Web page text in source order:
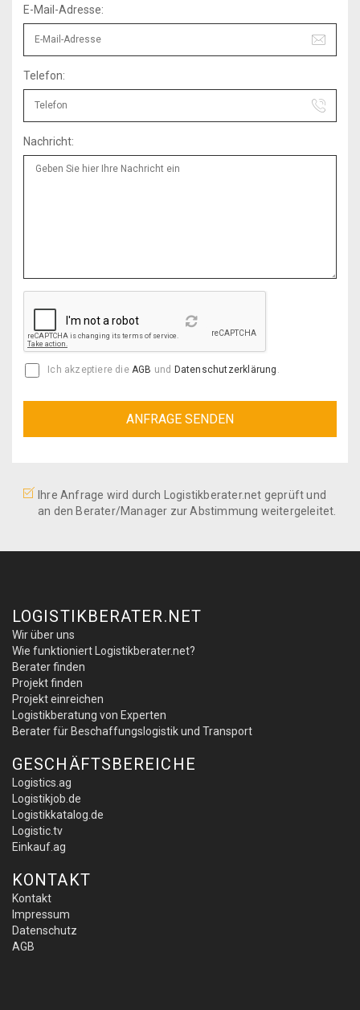
E-Mail-Adresse:
Telefon:
Nachricht:
Reload
Ich akzeptiere die AGB und Datenschutzerklärung .
Ihre Anfrage wird durch Logistikberater.net geprüft und
an den Berater/Manager zur Abstimmung weitergeleitet.
LOGISTIKBERATER.NET
Wir über uns
Wie funktioniert Logistikberater.net?
Berater finden
Projekt finden
Projekt einreichen
Logistikberatung von Experten
Berater für Beschaffungslogistik und Transport
GESCHÄFTSBEREICHE
Logistics.ag
Logistikjob.de
Logistikkatalog.de
Logistic.tv
Einkauf.ag
KONTAKT
Kontakt
Impressum
Datenschutz
AGB